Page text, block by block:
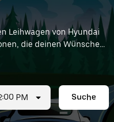
Leihwagen von Hyundai
die deinen Wünschen
PM Suche